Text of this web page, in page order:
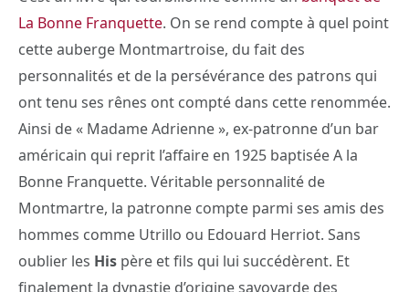
La Bonne Franquette. On se rend compte à quel point
cette auberge Montmartroise, du fait des
personnalités et de la persévérance des patrons qui
ont tenu ses rênes ont compté dans cette renommée.
Ainsi de « Madame Adrienne », ex-patronne d’un bar
américain qui reprit l’affaire en 1925 baptisée A la
Bonne Franquette. Véritable personnalité de
Montmartre, la patronne compte parmi ses amis des
hommes comme Utrillo ou Edouard Herriot. Sans
oublier les His père et fils qui lui succédèrent. Et
finalement la dynastie d’origine savoyarde des